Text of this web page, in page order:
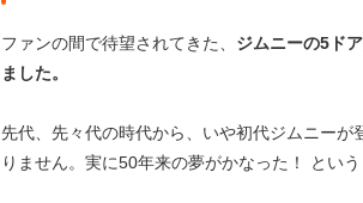
ファンの間で待望されてきた、 ジムニーの5ド
ました。
先代、先々代の時代から、いや初代ジムニー
りません。実に50年来の夢がかなった！ という